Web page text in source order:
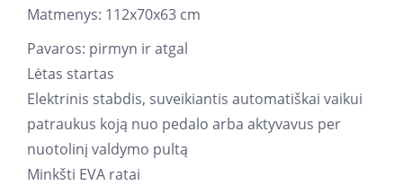
Matmenys: 112x70x63 cm
Pavaros: pirmyn ir atgal
Lėtas startas
Elektrinis stabdis, suveikiantis automatiškai vaikui
patraukus koją nuo pedalo arba aktyvavus per
nuotolinį valdymo pultą
Minkšti EVA ratai